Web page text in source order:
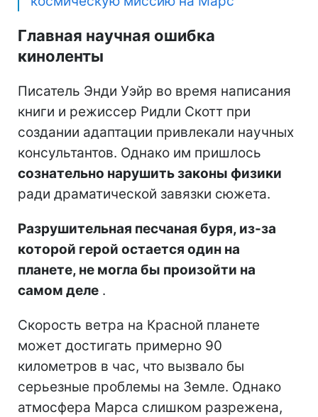
Главная научная ошибка
киноленты
Писатель Энди Уэйр во время написания
книги и режиссер Ридли Скотт при
создании адаптации привлекали научных
консультантов. Однако им пришлось
сознательно нарушить законы физики
ради драматической завязки сюжета.
Разрушительная песчаная буря, из-за
которой герой остается один на
планете, не могла бы произойти на
самом деле .
Скорость ветра на Красной планете
может достигать примерно 90
километров в час, что вызвало бы
серьезные проблемы на Земле. Однако
атмосфера Марса слишком разрежена,